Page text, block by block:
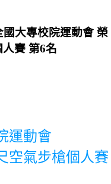
大專校院運動會 榮
賽 第6名
運動會
氣步槍個人賽